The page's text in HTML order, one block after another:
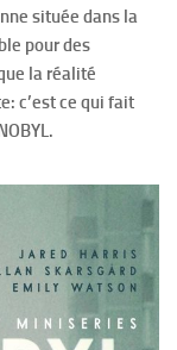
située dans la
pour des
la réalité
c’est ce qui fait